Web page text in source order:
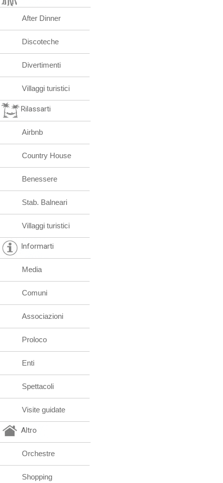
After Dinner
Discoteche
Divertimenti
Villaggi turistici
Rilassarti
Airbnb
Country House
Benessere
Stab. Balneari
Villaggi turistici
Informarti
Media
Comuni
Associazioni
Proloco
Enti
Spettacoli
Visite guidate
Altro
Orchestre
Shopping